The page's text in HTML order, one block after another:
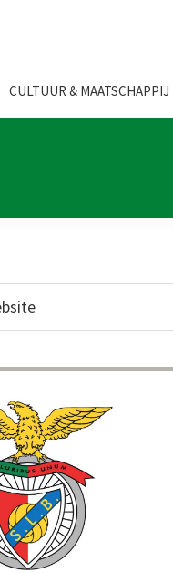
CULTUUR & MAATSCHAPPIJ